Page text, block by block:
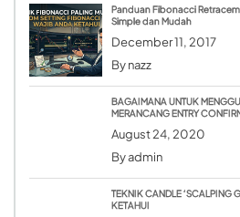
Panduan Fibonacci
Simple dan Mudah
December 11, 2017
Bynazz
BAGAIMANA UNTUK
MERANCANG ENTRY
August 24, 2020
Byadmin
TEKNIK CANDLE ‘SCALPING
KETAHUI